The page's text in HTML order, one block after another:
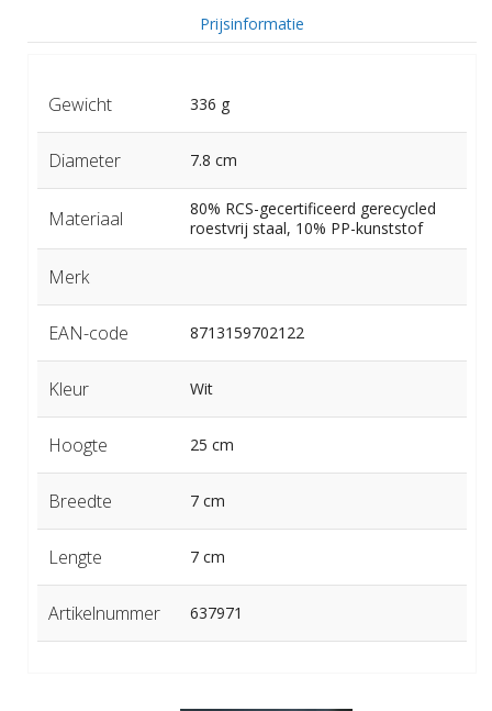
Prijsinformatie
Gewicht 336 g
Diameter 7.8 cm
Materiaal
80% RCS-gecertificeerd gerecycled
roestvrij staal, 10% PP-kunststof
Merk
EAN-code 8713159702122
Kleur Wit
Hoogte 25 cm
Breedte 7 cm
Lengte 7 cm
Artikelnummer 637971